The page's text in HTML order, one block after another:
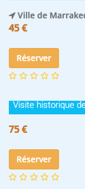
Ville de
45 €
Réserver
Visite historique
75 €
Réserver